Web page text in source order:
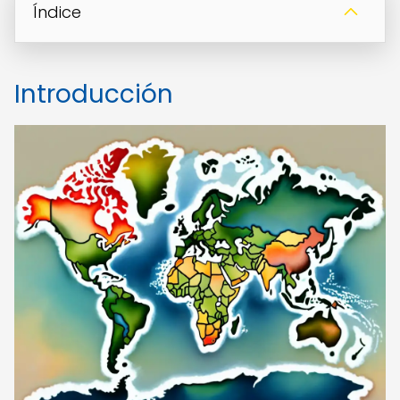
Índice
Introducción